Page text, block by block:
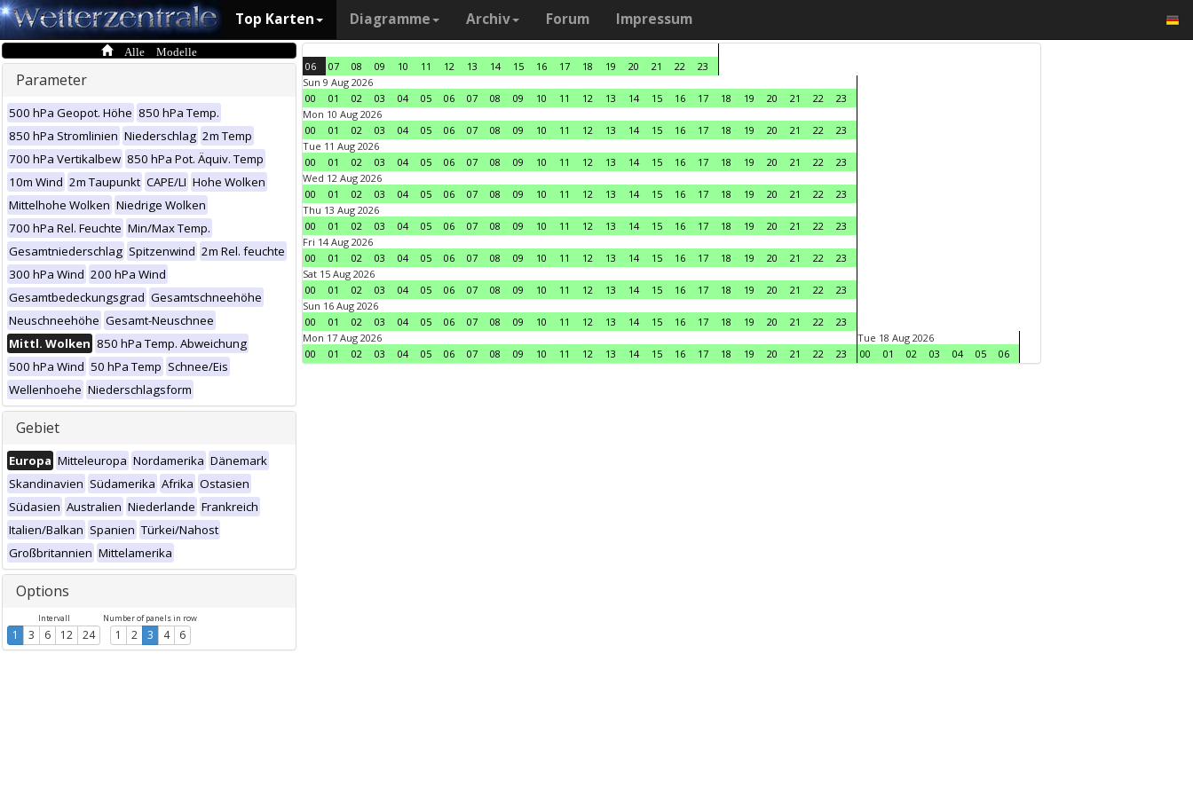
Top Karten Diagramme Archiv Forum Impressum
Alle Modelle
Parameter
500 hPa Geopot. Höhe 850 hPa Temp.
850 hPa Stromlinien Niederschlag 2m Temp
700 hPa Vertikalbew 850 hPa Pot. Äquiv. Temp
10m Wind 2m Taupunkt CAPE/LI Hohe Wolken
Mittelhohe Wolken Niedrige Wolken
700 hPa Rel. Feuchte Min/Max Temp.
Gesamtniederschlag Spitzenwind 2m Rel. feuchte
300 hPa Wind 200 hPa Wind
Gesamtbedeckungsgrad Gesamtschneehöhe
Neuschneehöhe Gesamt-Neuschnee
Mittl. Wolken 850 hPa Temp. Abweichung
500 hPa Wind 50 hPa Temp Schnee/Eis
Wellenhoehe Niederschlagsform
Gebiet
Europa Mitteleuropa Nordamerika Dänemark
Skandinavien Südamerika Afrika Ostasien
Südasien Australien Niederlande Frankreich
Italien/Balkan Spanien Türkei/Nahost
Großbritannien Mittelamerika
Options
Intervall
1 3 6 12 24
Number of panels in row
1 2 3 4 6
06 07 08 09 10 11 12 13 14 15 16 17 18 19 20 21 22
23
Sun 9 Aug 2026
00
01 02 03 04 05 06 07 08 09 10 11 12 13 14 15 16 17 18 19 20 21 22
23
Mon 10 Aug 2026
00
01 02 03 04 05 06 07 08 09 10 11 12 13 14 15 16 17 18 19 20 21 22
23
Tue 11 Aug 2026
00
01 02 03 04 05 06 07 08 09 10 11 12 13 14 15 16 17 18 19 20 21 22
23
Wed 12 Aug 2026
00
01 02 03 04 05 06 07 08 09 10 11 12 13 14 15 16 17 18 19 20 21 22
23
Thu 13 Aug 2026
00
01 02 03 04 05 06 07 08 09 10 11 12 13 14 15 16 17 18 19 20 21 22
23
Fri 14 Aug 2026
00
01 02 03 04 05 06 07 08 09 10 11 12 13 14 15 16 17 18 19 20 21 22
23
Sat 15 Aug 2026
00
01 02 03 04 05 06 07 08 09 10 11 12 13 14 15 16 17 18 19 20 21 22
23
Sun 16 Aug 2026
00
01 02 03 04 05 06 07 08 09 10 11 12 13 14 15 16 17 18 19 20 21 22
23
Mon 17 Aug 2026
00
01 02 03 04 05 06 07 08 09 10 11 12 13 14 15 16 17 18 19 20 21 22 23
Tue 18 Aug 2026
00
01 02 03 04 05 06